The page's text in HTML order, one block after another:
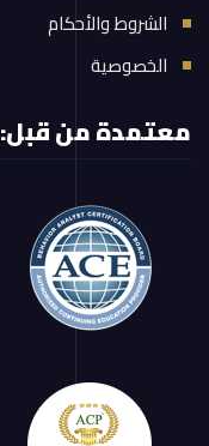
الشروط والأحكام
الخصوصية
معتمدة من قبل: